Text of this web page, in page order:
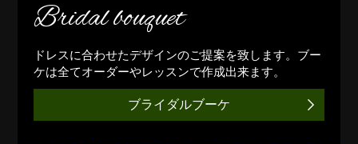
Bridal bouquet
ドレスに合わせたデザインのご提案を致します。ブー
ケは全てオーダーやレッスンで作成出来ます。
ブライダルブーケ